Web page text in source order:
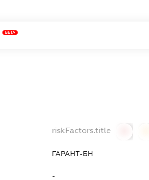
BETA
riskFactors.title
ГАРАНТ-БН
-